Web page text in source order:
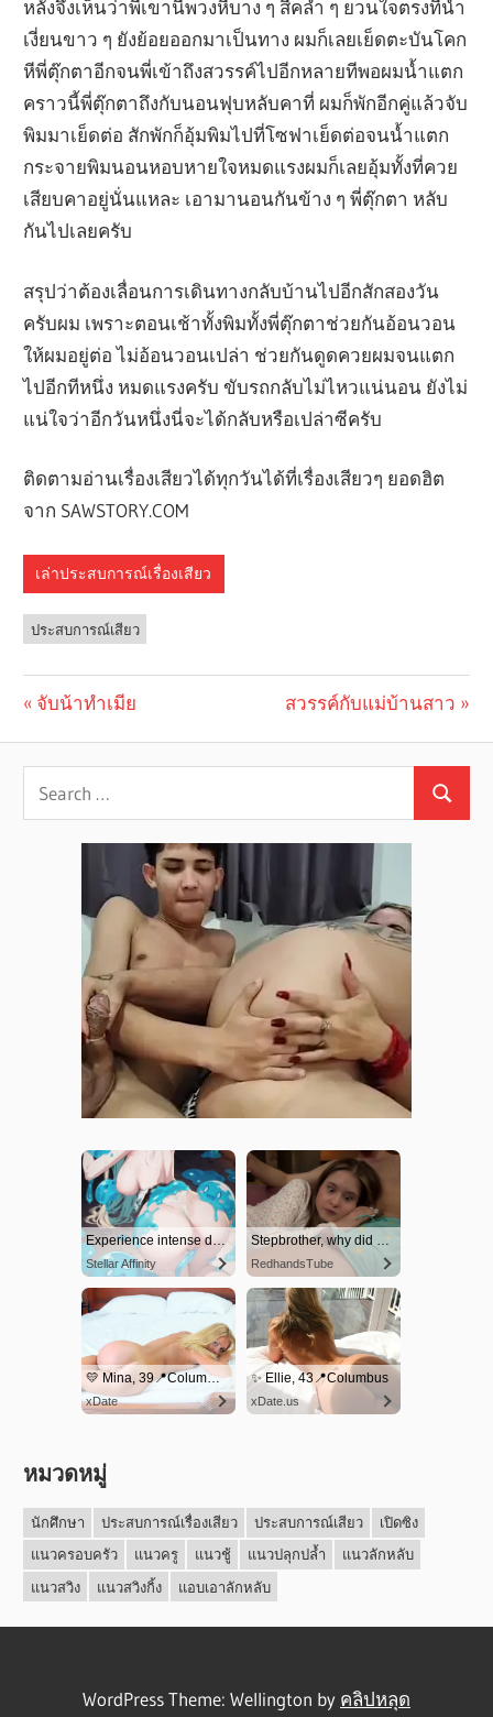
หลังจึงเห็นว่าพี่เขานี่พวงหีบาง ๆ สีคล้ำ ๆ ยวนใจตรงที่น้ำ
เงี่ยนขาว ๆ ยังย้อยออกมาเป็นทาง ผมก็เลยเย็ดตะบันโคก
หีพี่ตุ๊กตาอีกจนพี่เข้าถึงสวรรค์ไปอีกหลายทีพอผมน้ำแตก
คราวนี้พี่ตุ๊กตาถึงกับนอนฟุบหลับคาที่ ผมก็พักอีกคู่แล้วจับ
พิมมาเย็ดต่อ สักพักก็อุ้มพิมไปที่โซฟาเย็ดต่อจนน้ำแตก
กระจายพิมนอนหอบหายใจหมดแรงผมก็เลยอุ้มทั้งที่ควย
เสียบคาอยู่นั่นแหละ เอามานอนกันข้าง ๆ พี่ตุ๊กตา หลับ
กันไปเลยครับ
สรุปว่าต้องเลื่อนการเดินทางกลับบ้านไปอีกสักสองวัน
ครับผม เพราะตอนเช้าทั้งพิมทั้งพี่ตุ๊กตาช่วยกันอ้อนวอน
ให้ผมอยู่ต่อ ไม่อ้อนวอนเปล่า ช่วยกันดูดควยผมจนแตก
ไปอีกทีหนึ่ง หมดแรงครับ ขับรถกลับไม่ไหวแน่นอน ยังไม่
แน่ใจว่าอีกวันหนึ่งนี่จะได้กลับหรือเปล่าซีครับ
ติดตามอ่านเรื่องเสียวได้ทุกวันได้ที่เรื่องเสียวๆ ยอดฮิต
จาก SAWSTORY.COM
เล่าประสบการณ์เรื่องเสียว
ประสบการณ์เสียว
navigation
Previous
จับน้าทำเมีย
Next
สวรรค์กับแม่บ้านสาว
หมวดหมู่
นักศึกษา ประสบการณ์เรื่องเสียว ประสบการณ์เสียว
เปิดซิง
แนวครอบครัว
แนวครู แนวชู้ แนวปลุกปล้ำ
แนวลักหลับ
แนวสวิง
แนวสวิงกิ้ง แอบเอาลักหลับ
WordPress Theme: Wellington by คลิปหลุด